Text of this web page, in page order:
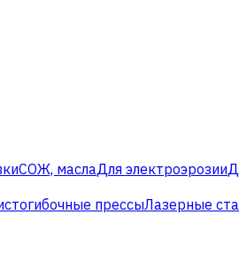
СОЖ, маслаДля электроэрозии
прессыЛазерные